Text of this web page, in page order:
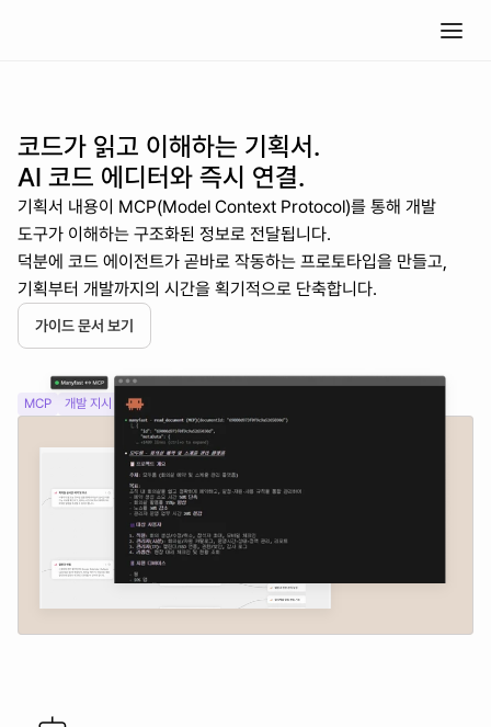
코드가 읽고 이해하는 기획서.
AI 코드 에디터와 즉시 연결.
기획서 내용이 MCP(Model Context Protocol)를 통해 개발
도구가 이해하는 구조화된 정보로 전달됩니다.
덕분에 코드 에이전트가 곧바로 작동하는 프로토타입을 만들고,
기획부터 개발까지의 시간을 획기적으로 단축합니다.
가이드 문서 보기
MCP 개발 지시 자동 연동